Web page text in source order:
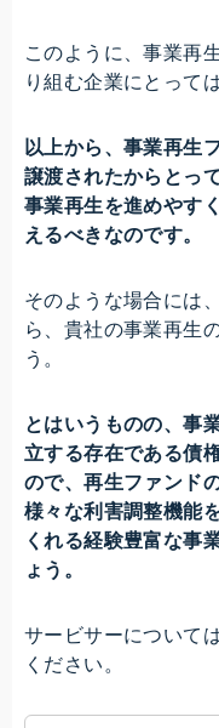
このように、事業再
り組む企業にとって
以上から、事業再生
譲渡されたからとっ
事業再生を進めやす
えるべきなのです。
そのような場合には
ら、貴社の事業再生
う。
とはいうものの、事
立する存在である債
ので、再生ファンド
様々な利害調整機能
くれる経験豊富な事
ょう。
サービサーについて
ください。